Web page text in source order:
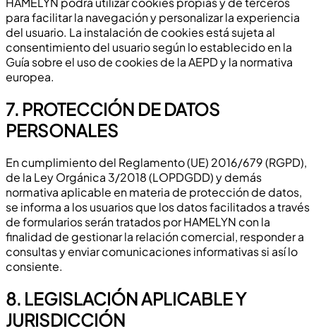
para facilitar la navegación y personalizar la experiencia
del usuario. La instalación de cookies está sujeta al
consentimiento del usuario según lo establecido en la
Guía sobre el uso de cookies de la AEPD y la normativa
europea.
7. PROTECCIÓN DE DATOS
PERSONALES
En cumplimiento del Reglamento (UE) 2016/679 (RGPD),
de la Ley Orgánica 3/2018 (LOPDGDD) y demás
normativa aplicable en materia de protección de datos,
se informa a los usuarios que los datos facilitados a través
de formularios serán tratados por HAMELYN con la
finalidad de gestionar la relación comercial, responder a
consultas y enviar comunicaciones informativas si así lo
consiente.
8. LEGISLACIÓN APLICABLE Y
JURISDICCIÓN